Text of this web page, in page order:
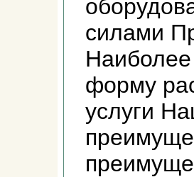
силами
форму
услуги